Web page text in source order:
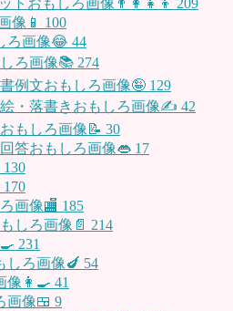
像📱 100
ろ画像😂 44
ろ画像📚 274
例文おもしろ画像🤪 129
・落書きおもしろ画像✍️ 42
もしろ画像📝 30
答おもしろ画像👄 17
130
170
画像🏬 185
しろ画像📄 214
231
しろ画像🍆 54
像👩‍🍳 41
画像🍱 9